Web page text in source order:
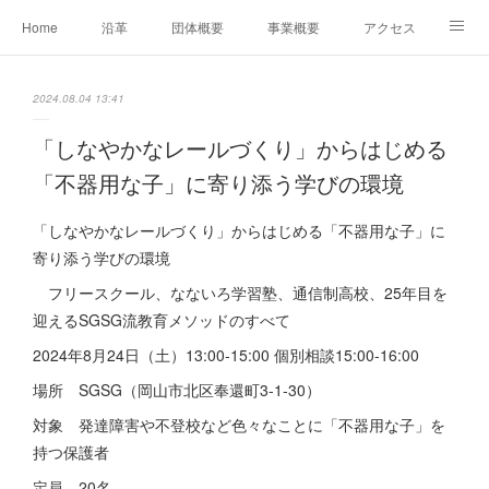
Home 沿革 団体概要 事業概要 アクセス
2024.08.04 13:41
「しなやかなレールづくり」からはじめる
「不器用な子」に寄り添う学びの環境
「しなやかなレールづくり」からはじめる「不器用な子」に
寄り添う学びの環境
フリースクール、なないろ学習塾、通信制高校、25年目を
迎えるSGSG流教育メソッドのすべて
2024年8月24日（土）13:00-15:00 個別相談15:00-16:00
場所 SGSG（岡山市北区奉還町3-1-30）
対象 発達障害や不登校など色々なことに「不器用な子」を
持つ保護者